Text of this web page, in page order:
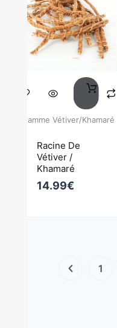
Gamme Vétiver/Khamaré
Racine De
Vétiver /
Khamaré
14.99€
1